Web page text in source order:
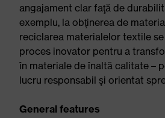
angajament clar faţă de
exemplu, la obţinerea de
reciclarea materialelor textile
proces inovator pentru a
în materiale de înaltă calitate –
lucru responsabil şi orientat
General features